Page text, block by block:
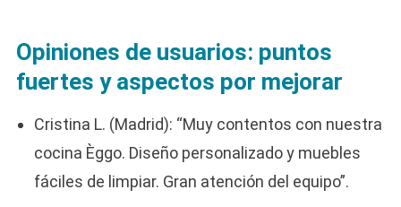
Opiniones de usuarios: puntos
fuertes y aspectos por mejorar
Cristina L. (Madrid): “Muy contentos con nuestra
cocina Èggo. Diseño personalizado y muebles
fáciles de limpiar. Gran atención del equipo”.